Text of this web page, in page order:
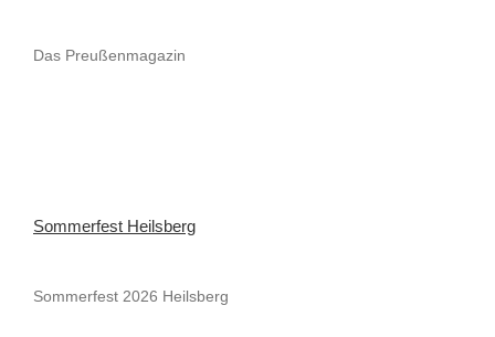
Das Preußenmagazin
Sommerfest Heilsberg
Sommerfest 2026 Heilsberg